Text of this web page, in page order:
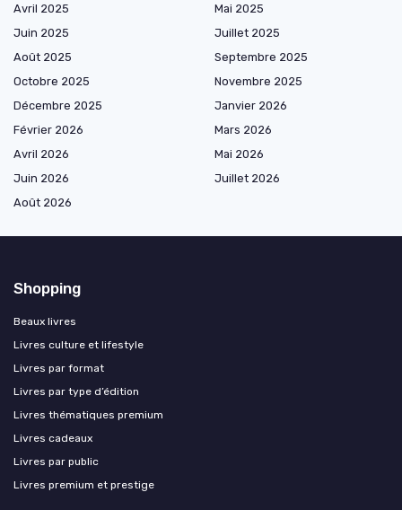
Avril 2025
Mai 2025
Juin 2025
Juillet 2025
Août 2025
Septembre 2025
Octobre 2025
Novembre 2025
Décembre 2025
Janvier 2026
Février 2026
Mars 2026
Avril 2026
Mai 2026
Juin 2026
Juillet 2026
Août 2026
Shopping
Beaux livres
Livres culture et lifestyle
Livres par format
Livres par type d’édition
Livres thématiques premium
Livres cadeaux
Livres par public
Livres premium et prestige